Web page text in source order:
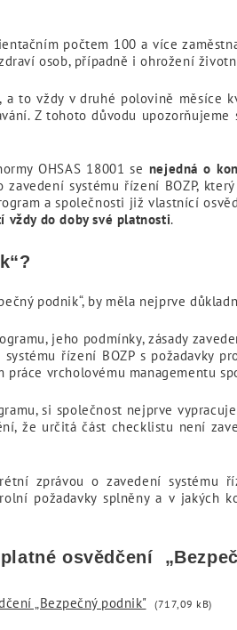
počtem 100 a více
osob, případně i ohrožení
a to vždy v druhé polovině
Z tohoto důvodu
OHSAS 18001 se nejedná o
zavedení systému řízení BOZP,
a společnosti již vlastnící
vždy do doby své platnosti.
podnik“, by měla nejprve
jeho podmínky, zásady
řízení BOZP s požadavky
vrcholovému managementu
si společnost nejprve
že určitá část checklistu není
zprávou o zavedení systému
požadavky splněny a v jakých
osvědčení
„Bezpečný podnik" (717,09 kB)